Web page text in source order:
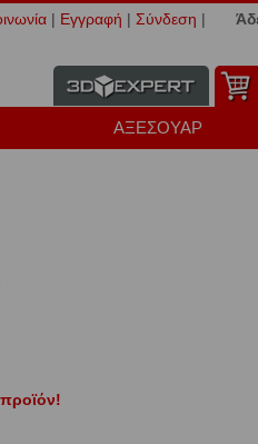
| Εγγραφή | Σύνδεση |
ΑΞΕΣΟΥΑΡ